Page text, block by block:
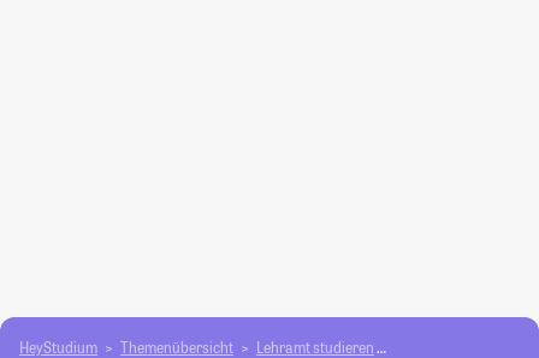
HeyStudium Themenübersicht Lehramt studieren